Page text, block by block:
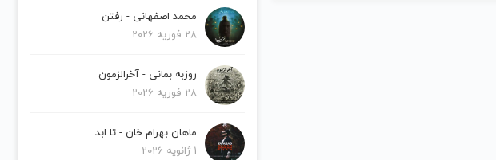
محمد اصفهانی - رفتن
28 فوریه 2026
روزبه بمانی - آخرالزمون
28 فوریه 2026
ماهان بهرام خان - تا ابد
1 ژانویه 2026